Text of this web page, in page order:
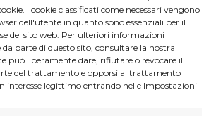
I cookie classificati come necessari vengono
dell'utente in quanto sono essenziali per il
del sito web. Per ulteriori informazioni
parte di questo sito, consultare la nostra
può liberamente dare, rifiutare o revocare il
del trattamento e opporsi al trattamento
interesse legittimo entrando nelle Impostazioni
trovi racconti di viaggio in Italia e
tanti consigli per organizzare il
Viaggiolibera non è
viaggio, negli articoli racconto la
personale. Oltre a itinerari in